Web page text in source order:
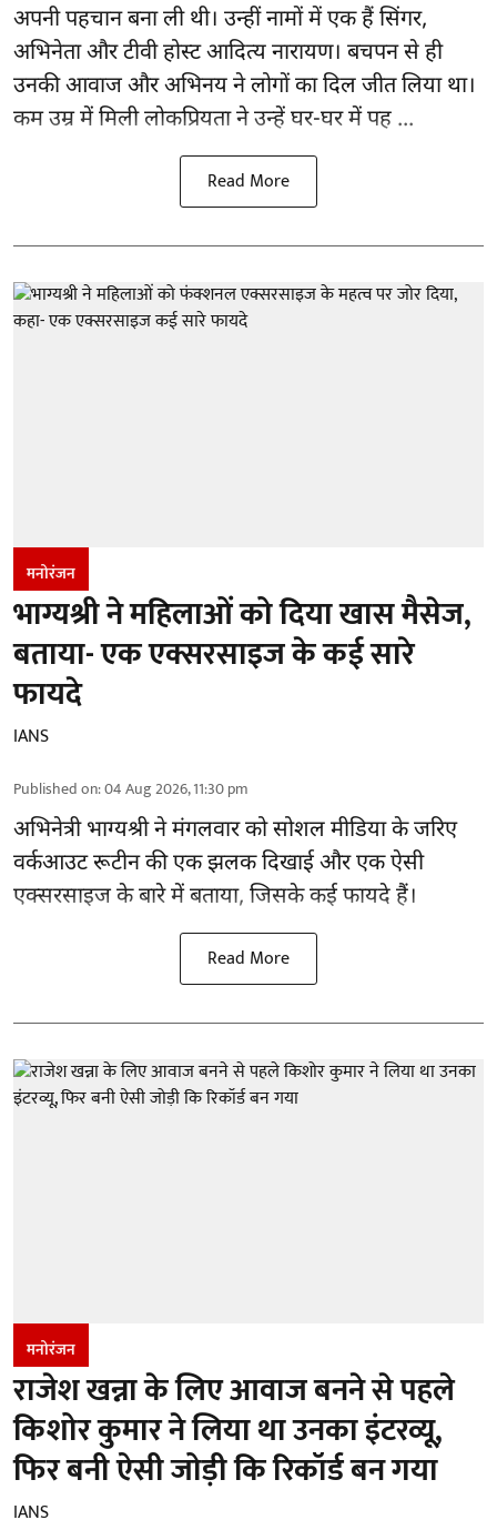
अपनी पहचान बना ली थी। उन्हीं नामों में एक हैं सिंगर,
अभिनेता और टीवी होस्ट आदित्य नारायण। बचपन से ही
उनकी आवाज और अभिनय ने लोगों का दिल जीत लिया था।
कम उम्र में मिली लोकप्रियता ने उन्हें घर-घर में पह ...
Read More
मनोरंजन
भाग्यश्री ने महिलाओं को दिया खास मैसेज,
बताया- एक एक्सरसाइज के कई सारे
फायदे
IANS
Published on:04 Aug 2026, 11:30 pm
अभिनेत्री भाग्यश्री ने मंगलवार को सोशल मीडिया के जरिए
वर्कआउट रूटीन की एक झलक दिखाई और एक ऐसी
एक्सरसाइज के बारे में बताया, जिसके कई फायदे हैं।
Read More
मनोरंजन
राजेश खन्ना के लिए आवाज बनने से पहले
किशोर कुमार ने लिया था उनका इंटरव्यू,
फिर बनी ऐसी जोड़ी कि रिकॉर्ड बन गया
IANS